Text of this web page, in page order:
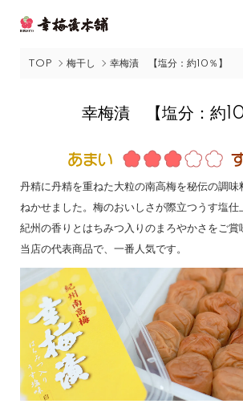
TOP 梅干し 幸梅漬 【塩分：約10％】
幸梅漬 【塩分：約10
丹精に丹精を重ねた大粒の南高梅を秘伝の調味
ねかせました。梅のおいしさが際立つうす塩仕
紀州の香りとはちみつ入りのまろやかさをご賞
当店の代表商品で、一番人気です。